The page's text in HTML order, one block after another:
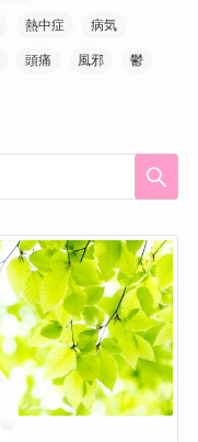
熱中症 病気
頭痛 風邪 鬱